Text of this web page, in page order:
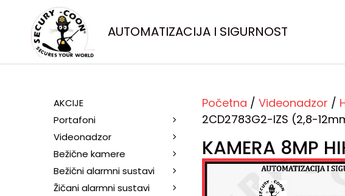
AUTOMATIZACIJA I SIGURNOST
Početna / Videonadzor /
2CD2783G2-IZS (2,8-
KAMERA 8MP
AKCIJE
Portafoni
Videonadzor
Bežične kamere
Bežični alarmni sustavi
Žičani alarmni sustavi